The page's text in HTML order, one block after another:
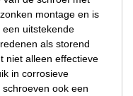
montage en is
uitstekende
als storend
niet alleen effectieve
in corrosieve
ook een